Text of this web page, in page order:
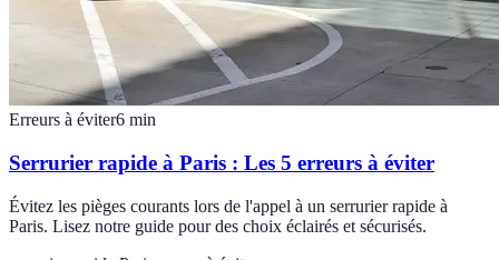
Erreurs à éviter6 min
Serrurier rapide à Paris : Les 5 erreurs à éviter
Évitez les pièges courants lors de l'appel à un serrurier rapide à
Paris. Lisez notre guide pour des choix éclairés et sécurisés.